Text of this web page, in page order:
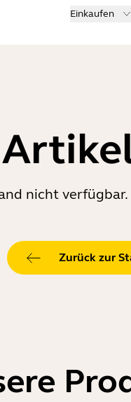
Einkaufen
nicht
Zurück zur